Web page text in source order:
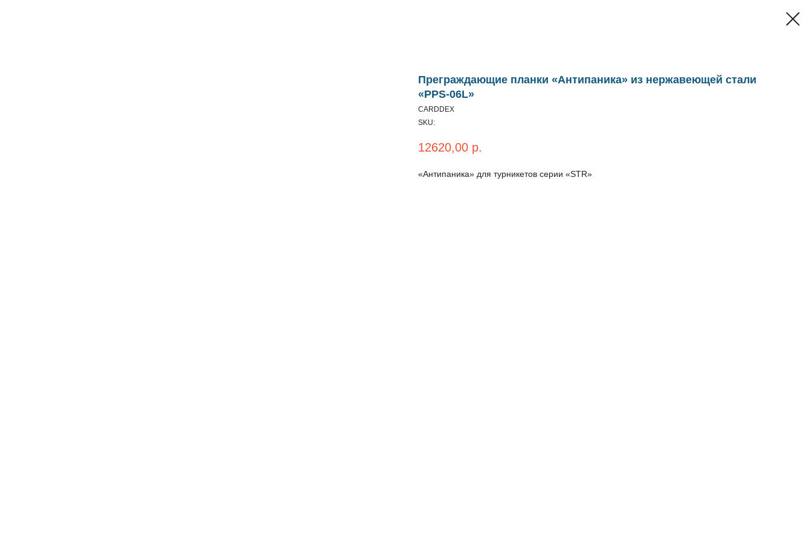
Преграждающие планки «Антипаника» из нержавеющей стали
«PPS-06L»
CARDDEX
SKU:
12620,00 р.
«Антипаника» для турникетов серии «STR»